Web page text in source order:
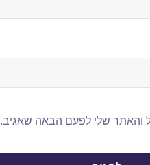
והאתר שלי לפעם הבאה שאגיב.